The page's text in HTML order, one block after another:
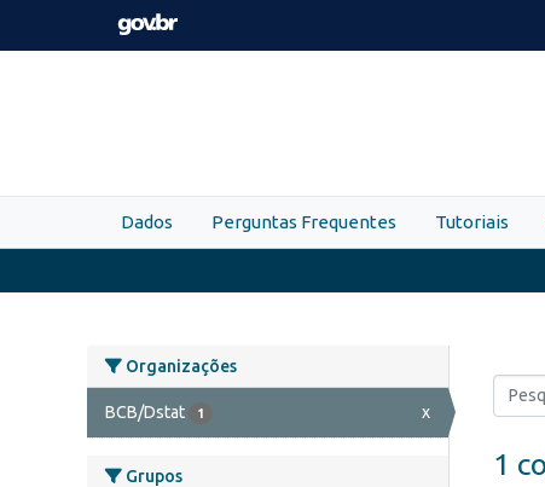
Skip to main content
Dados Perguntas Frequentes Tutoriais
Organizações
BCB/Dstat 1 x
Grupos 1